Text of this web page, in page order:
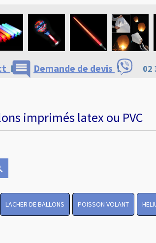
I Demande de devis I 02
comment
imprimés latex ou PVC
LACHER DE BALLONS POISSON VOLANT